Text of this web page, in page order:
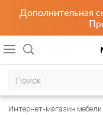
Дополнительная
Интернет-магазин мебели